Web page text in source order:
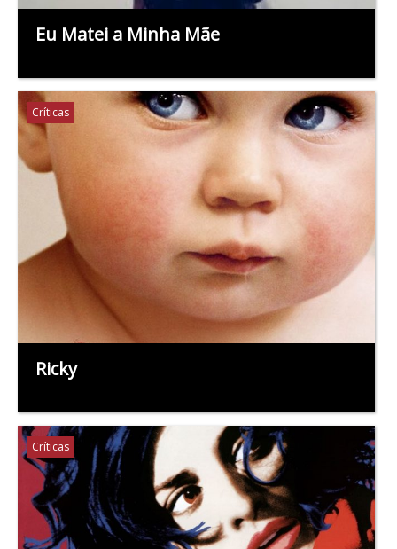
Eu Matei a Minha Mãe
Críticas
Ricky
Críticas